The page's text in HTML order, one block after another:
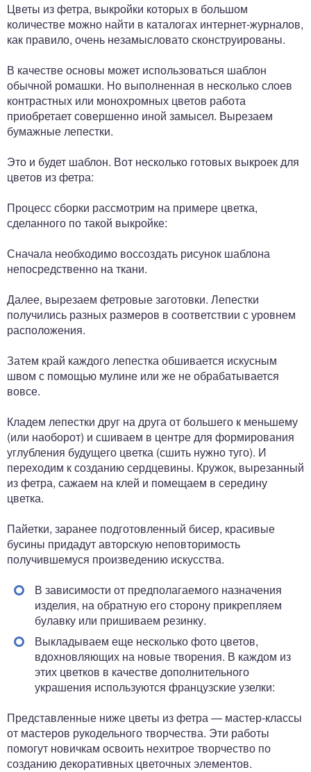
Цветы из фетра, выкройки которых в большом
количестве можно найти в каталогах интернет-журналов,
как правило, очень незамысловато сконструированы.
В качестве основы может использоваться шаблон
обычной ромашки. Но выполненная в несколько слоев
контрастных или монохромных цветов работа
приобретает совершенно иной замысел. Вырезаем
бумажные лепестки.
Это и будет шаблон. Вот несколько готовых выкроек для
цветов из фетра:
Процесс сборки рассмотрим на примере цветка,
сделанного по такой выкройке:
Сначала необходимо воссоздать рисунок шаблона
непосредственно на ткани.
Далее, вырезаем фетровые заготовки. Лепестки
получились разных размеров в соответствии с уровнем
расположения.
Затем край каждого лепестка обшивается искусным
швом с помощью мулине или же не обрабатывается
вовсе.
Кладем лепестки друг на друга от большего к меньшему
(или наоборот) и сшиваем в центре для формирования
углубления будущего цветка (сшить нужно туго). И
переходим к созданию сердцевины. Кружок, вырезанный
из фетра, сажаем на клей и помещаем в середину
цветка.
Пайетки, заранее подготовленный бисер, красивые
бусины придадут авторскую неповторимость
получившемуся произведению искусства.
В зависимости от предполагаемого назначения
изделия, на обратную его сторону прикрепляем
булавку или пришиваем резинку.
Выкладываем еще несколько фото цветов,
вдохновляющих на новые творения. В каждом из
этих цветков в качестве дополнительного
украшения используются французские узелки:
Представленные ниже цветы из фетра — мастер-классы
от мастеров рукодельного творчества. Эти работы
помогут новичкам освоить нехитрое творчество по
созданию декоративных цветочных элементов.